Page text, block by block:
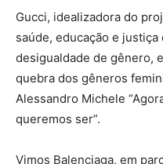
Gucci, idealizadora do
saúde, educação e
desigualdade de gênero,
quebra dos gêneros
Alessandro Michele
queremos ser”.
Vimos Balenciaga, em